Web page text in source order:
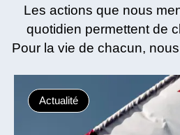
Les actions que nous
quotidien permettent de
Pour la vie de chacun,
Actualité